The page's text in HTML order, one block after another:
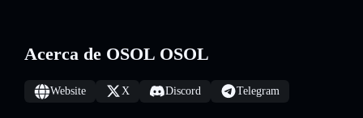
Acerca de OSOL OSOL
Website X Discord Telegram